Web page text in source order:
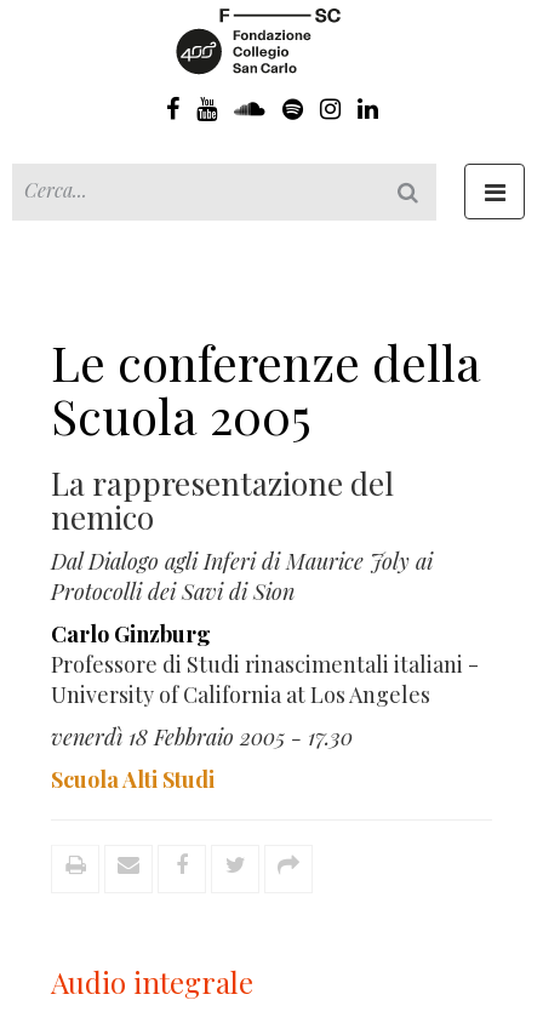
Le conferenze della
Scuola 2005
La rappresentazione del
nemico
Dal Dialogo agli Inferi di Maurice Joly ai
Protocolli dei Savi di Sion
Carlo Ginzburg
Professore di Studi rinascimentali italiani -
University of California at Los Angeles
venerdì 18 Febbraio 2005 - 17.30
Scuola Alti Studi
Audio integrale